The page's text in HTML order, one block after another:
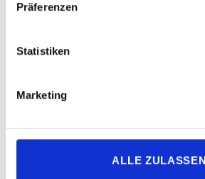
Präferenzen
Statistiken
Marketing
ALLE ZULASSEN
Barrierefreiheit mit
Richtlinien
2a Barrierefreiheit bei
3 Barrierefreie